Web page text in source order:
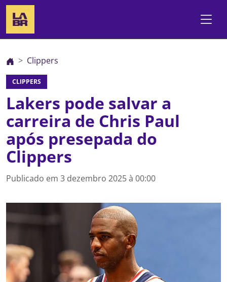
Clippers
CLIPPERS
Lakers pode salvar a
carreira de Chris Paul
após presepada do
Clippers
Publicado em 3 dezembro 2025 à 00:00